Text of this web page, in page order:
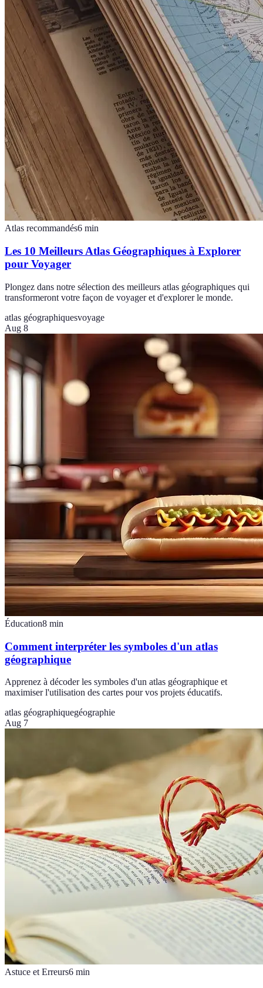
Atlas recommandés6 min
Les 10 Meilleurs Atlas Géographiques à Explorer
pour Voyager
Plongez dans notre sélection des meilleurs atlas géographiques qui
transformeront votre façon de voyager et d'explorer le monde.
atlas géographiquesvoyage
Aug 8
Éducation8 min
Comment interpréter les symboles d'un atlas
géographique
Apprenez à décoder les symboles d'un atlas géographique et
maximiser l'utilisation des cartes pour vos projets éducatifs.
atlas géographiquegéographie
Aug 7
Astuce et Erreurs6 min